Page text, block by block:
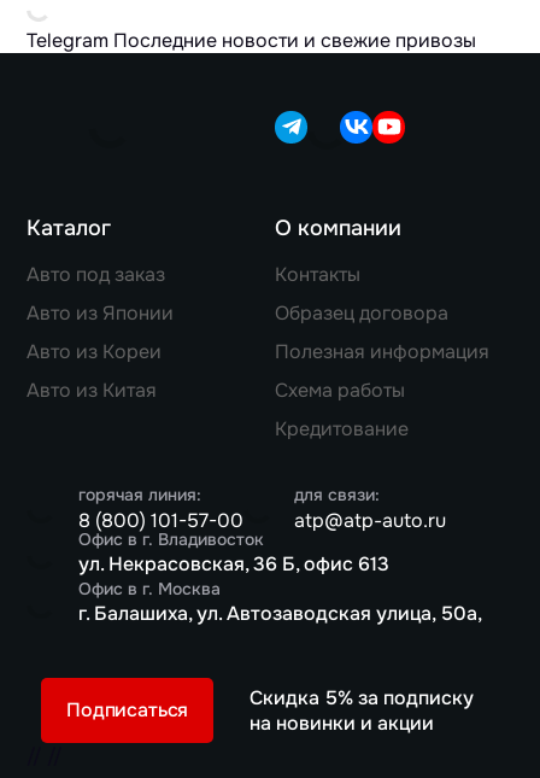
Telegram Последние новости и свежие привозы
Каталог
Авто под заказ
Авто из Японии
Авто из Кореи
Авто из Китая
О компании
Контакты
Образец договора
Полезная информация
Схема работы
Кредитование
горячая линия:
8 (800) 101-57-00
для связи:
atp@atp-auto.ru
Офис в г. Владивосток
ул. Некрасовская, 36 Б, офис 613
Офис в г. Москва
г. Балашиха, ул. Автозаводская улица, 50а,
Скидка 5% за подписку
на новинки и акции
Подписаться